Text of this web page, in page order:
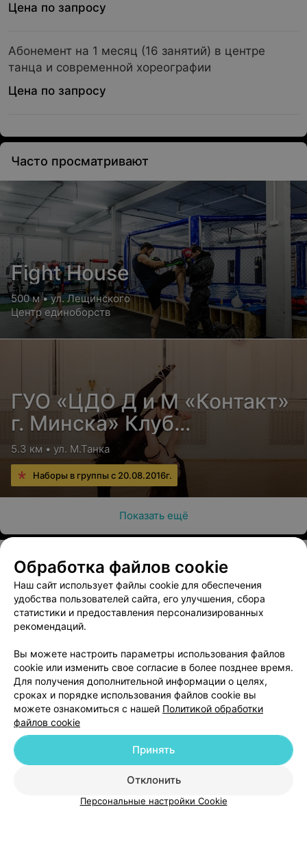
Цена по запросу
Абонемент на 1 месяц (16 занятий) в центре
танца и современной хореографии
Цена по запросу
Часто просматривают
Fight House
500 м • ул. Лещинского
Центр единоборств
ГУО «ЦДО Д и М «Контакт»
г. Минска» Клуб
спортивных танцев «Мэта»
5.3 км • ул. М.Танка
Наборы в группы с 20.08.2016г.
Показать ещё
О проекте Новости проекта
Размещение рекламы
Публичный договор
Пользовательское соглашение
Написать руководителю 103.by
Написать в поддержку
Персональные настройки cookie
Обработка персональных данных
ВЫ ВЛАДЕЛЕЦ?
Обработка файлов cookie
Наш сайт использует файлы cookie для обеспечения
удобства пользователей сайта, его улучшения, сбора
статистики и предоставления персонализированных
рекомендаций.
Вы можете настроить параметры использования файлов
cookie или изменить свое согласие в более позднее время.
Для получения дополнительной информации о целях,
сроках и порядке использования файлов cookie вы
можете ознакомиться с нашей Политикой обработки
файлов cookie
Отклонить
Принять
Персональные настройки Cookie